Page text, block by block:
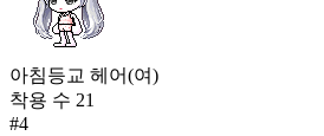
아침등교 헤어(여)
착용 수 21
#4